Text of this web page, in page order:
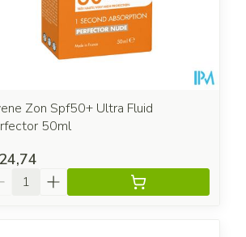
Zon Spf50+ Ultra Fluid
50ml